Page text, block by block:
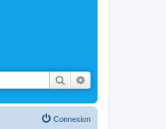
Rechercher
Connexion